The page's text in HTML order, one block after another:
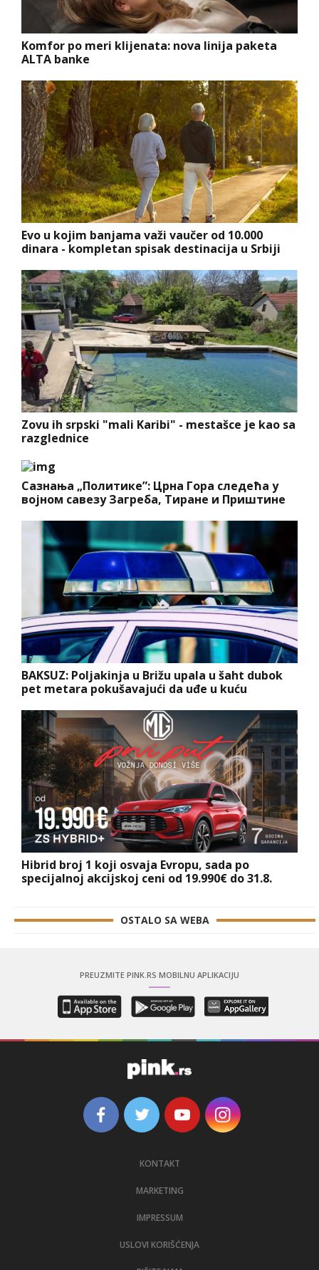
Komfor po meri klijenata: nova linija paketa
ALTA banke
Evo u kojim banjama važi vaučer od 10.000
dinara - kompletan spisak destinacija u Srbiji
Zovu ih srpski "mali Karibi" - mestašce je kao sa
razglednice
Сазнања „Политике”: Црна Гора следећа у
војном савезу Загреба, Тиране и Приштине
BAKSUZ: Poljakinja u Brižu upala u šaht dubok
pet metara pokušavajući da uđe u kuću
Hibrid broj 1 koji osvaja Evropu, sada po
specijalnoj akcijskoj ceni od 19.990€ do 31.8.
OSTALO SA WEBA
PREUZMITE PINK.RS MOBILNU APLIKACIJU
KONTAKT
MARKETING
IMPRESSUM
USLOVI KORIŠĆENJA